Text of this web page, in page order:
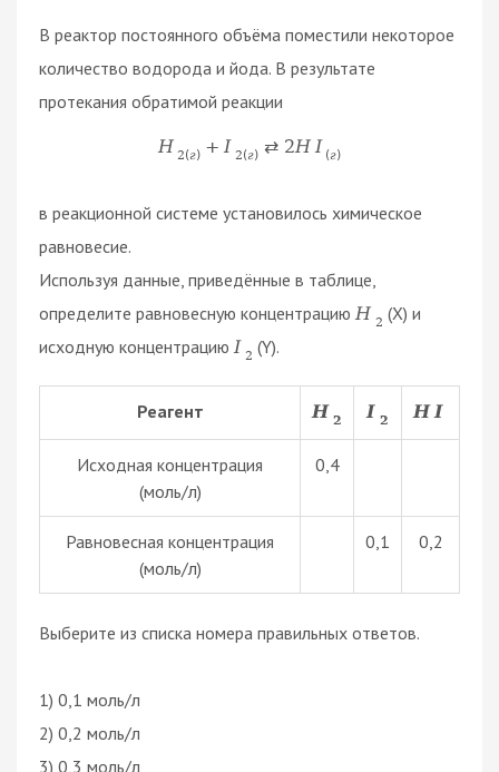
В реактор постоянного объёма поместили некоторое
количество водорода и йода. В результате
протекания обратимой реакции
H 2(г) + I 2(г) ⇄ 2H I (г)
в реакционной системе установилось химическое
равновесие.
Используя данные, приведённые в таблице,
определите равновесную концентрацию H 2 (X) и
исходную концентрацию I 2 (Y).
Реагент H 2 I 2 H I
Исходная концентрация
(моль/л)
0,4
Равновесная концентрация
(моль/л)
0,1 0,2
Выберите из списка номера правильных ответов.
1) 0,1 моль/л
2) 0,2 моль/л
3) 0,3 моль/л